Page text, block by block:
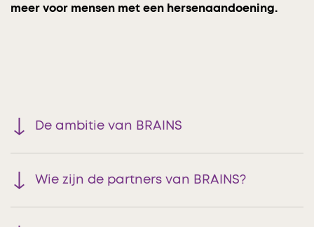
meer voor mensen met een hersenaandoening.
De ambitie van BRAINS
Wie zijn de partners van BRAINS?